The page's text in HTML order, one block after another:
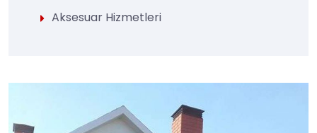
Aksesuar Hizmetleri